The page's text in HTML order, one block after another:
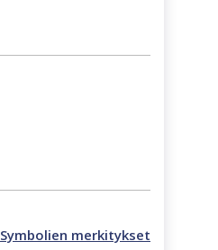
Symbolien merkitykset